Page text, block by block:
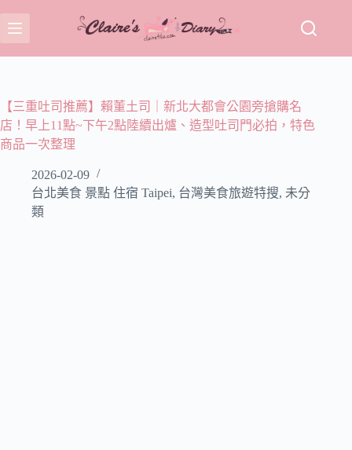
至
主
容【三重吐司推薦】賴董土司｜新北大都會公園旁搶購名
店！早上11點~下午2點陸續出爐、造型吐司門必拍，特色
商品一次整理
2026-02-09
台北美食 景點 住宿 Taipei, 台灣美食旅遊特搜, 未分
類